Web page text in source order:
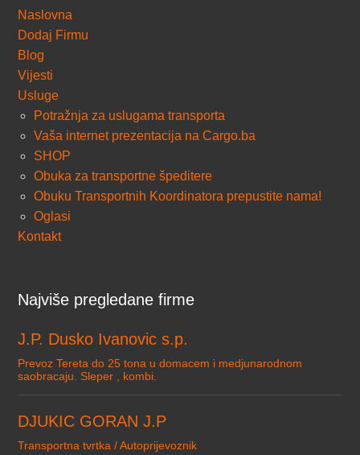
Naslovna
Dodaj Firmu
Blog
Vijesti
Usluge
Potražnja za uslugama transporta
Vaša internet prezentacija na Cargo.ba
SHOP
Obuka za transportne špeditere
Obuku Transportnih Koordinatora prepustite nama!
Oglasi
Kontakt
Najviše pregledane firme
J.P. Dusko Ivanovic s.p.
Prevoz Tereta do 25 tona u domacem i medjunarodnom
saobracaju. Sleper , kombi.
DJUKIC GORAN J.P
Transportna tvrtka / Autoprijevoznik